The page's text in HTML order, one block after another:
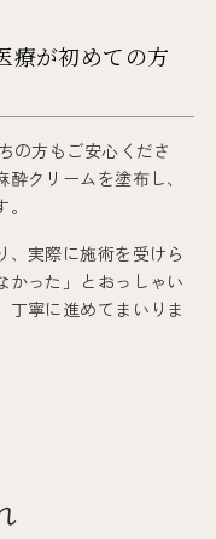
療が初めての方
の方もご安心くださ
クリームを塗布し、
、実際に施術を受けら
かった」とおっしゃい
丁寧に進めてまいりま